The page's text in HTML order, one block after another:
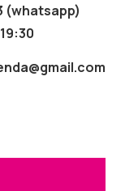
(whatsapp)